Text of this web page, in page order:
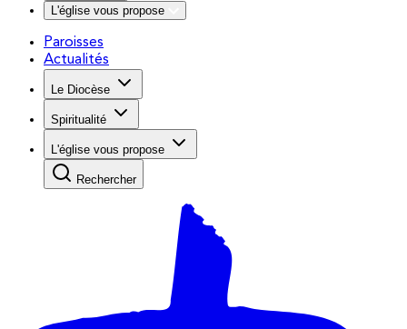
L'église vous propose
Paroisses
Actualités
Le Diocèse
Spiritualité
L'église vous propose
Rechercher